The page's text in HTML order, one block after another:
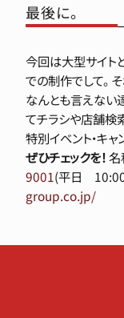
最後に。
今回は大型サイト
での制作でして。
なんとも言えない
てチラシや店舗検
特別イベント・キ
ぜひチェックを！名
9001(平日 10:00
group.co.jp/